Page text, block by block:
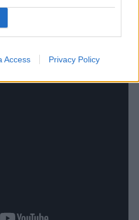
Access Privacy Policy